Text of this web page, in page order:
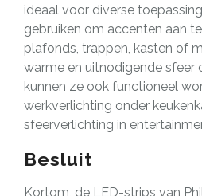
ideaal voor diverse
gebruiken om accenten aan
plafonds, trappen, kasten of
warme en uitnodigende sfeer
kunnen ze ook functioneel
werkverlichting onder
sfeerverlichting in
Besluit
Kortom, de LED-strips van